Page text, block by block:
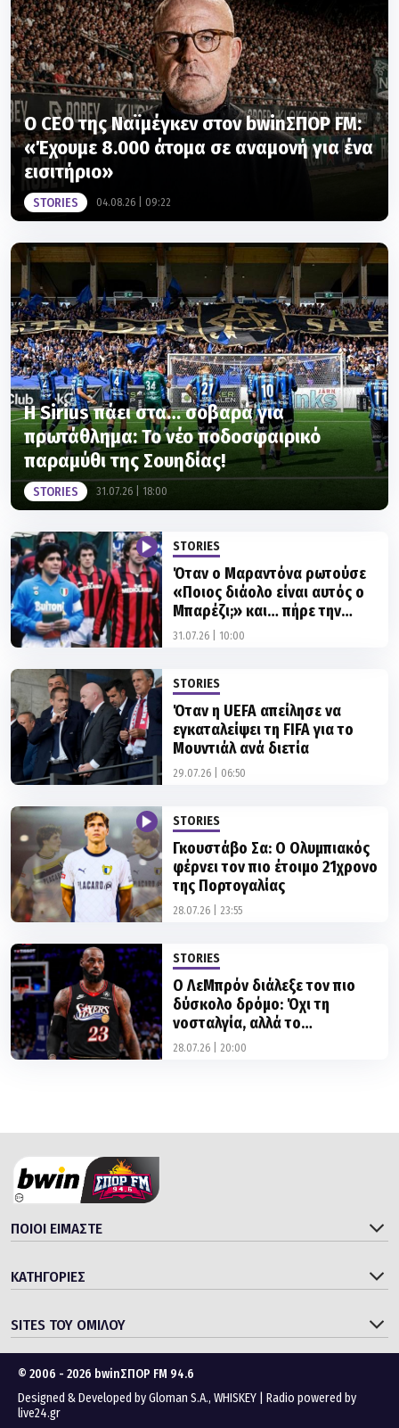
Ο CEO της Ναϊμέγκεν στον bwinΣΠΟΡ FM:
«Έχουμε 8.000 άτομα σε αναμονή για ένα
εισιτήριο»
STORIES 04.08.26 | 09:22
Η Sirius πάει στα… σοβαρά για
πρωτάθλημα: Το νέο ποδοσφαιρικό
παραμύθι της Σουηδίας!
STORIES 31.07.26 | 18:00
STORIES
Όταν ο Μαραντόνα ρωτούσε
«Ποιος διάολο είναι αυτός ο
Μπαρέζι;» και… πήρε την
απάντηση
31.07.26 | 10:00
STORIES
Όταν η UEFA απείλησε να
εγκαταλείψει τη FIFA για το
Μουντιάλ ανά διετία
29.07.26 | 06:50
STORIES
Γκουστάβο Σα: Ο Ολυμπιακός
φέρνει τον πιο έτοιμο 21χρονο
της Πορτογαλίας
28.07.26 | 23:55
STORIES
Ο ΛεΜπρόν διάλεξε τον πιο
δύσκολο δρόμο: Όχι τη
νοσταλγία, αλλά το
πρωτάθλημα
28.07.26 | 20:00
ΠΟΙΟΙ ΕΙΜΑΣΤΕ
ΚΑΤΗΓΟΡΙΕΣ
SITES ΤΟΥ ΟΜΙΛΟΥ
© 2006 - 2026 bwinΣΠΟΡ FM 94.6
Designed & Developed byGloman S.A., WHISKEY
Radio powered by
live24.gr